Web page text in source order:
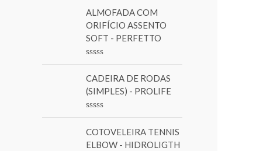
ALMOFADA COM
ORIFÍCIO ASSENTO
SOFT - PERFETTO
t
e
0
t
o
CADEIRA DE RODAS
(SIMPLES) - PROLIFE
t
e
COTOVELEIRA TENNIS
ELBOW - HIDROLIGTH